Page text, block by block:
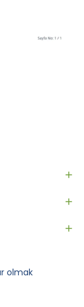
olmak